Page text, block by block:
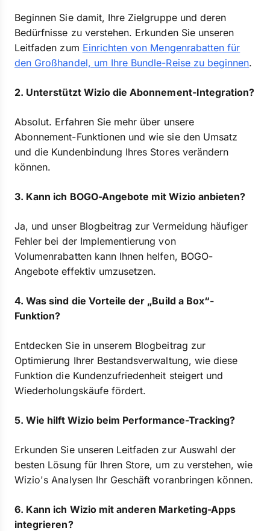
Beginnen Sie damit, Ihre Zielgruppe und deren
Bedürfnisse zu verstehen. Erkunden Sie unseren
Leitfaden zum Einrichten von Mengenrabatten für
den Großhandel, um Ihre Bundle-Reise zu beginnen.
2. Unterstützt Wizio die Abonnement-Integration?
Absolut. Erfahren Sie mehr über unsere
Abonnement-Funktionen und wie sie den Umsatz
und die Kundenbindung Ihres Stores verändern
können.
3. Kann ich BOGO-Angebote mit Wizio anbieten?
Ja, und unser Blogbeitrag zur Vermeidung häufiger
Fehler bei der Implementierung von
Volumenrabatten kann Ihnen helfen, BOGO-
Angebote effektiv umzusetzen.
4. Was sind die Vorteile der „Build a Box“-
Funktion?
Entdecken Sie in unserem Blogbeitrag zur
Optimierung Ihrer Bestandsverwaltung, wie diese
Funktion die Kundenzufriedenheit steigert und
Wiederholungskäufe fördert.
5. Wie hilft Wizio beim Performance-Tracking?
Erkunden Sie unseren Leitfaden zur Auswahl der
besten Lösung für Ihren Store, um zu verstehen, wie
Wizio's Analysen Ihr Geschäft voranbringen können.
6. Kann ich Wizio mit anderen Marketing-Apps
integrieren?